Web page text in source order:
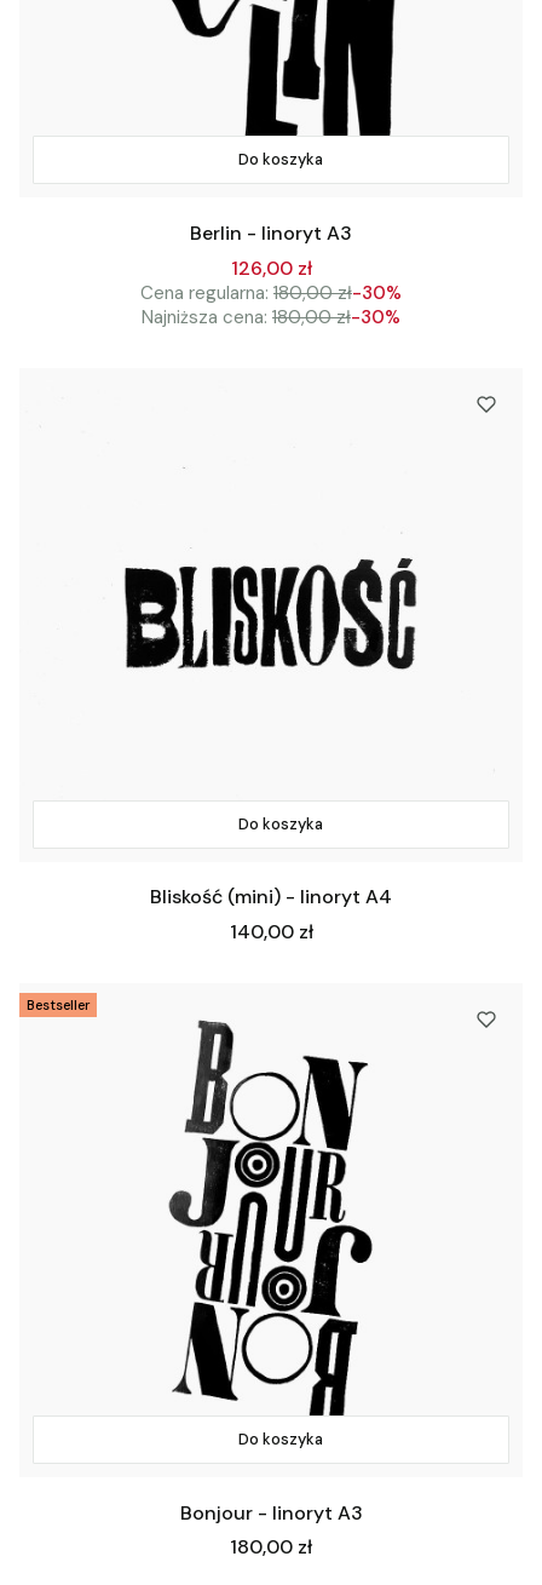
Do koszyka
Berlin - linoryt A3
126,00 zł
Cena regularna: 180,00 zł-30%
Najniższa cena: 180,00 zł-30%
Do koszyka
Bliskość (mini) - linoryt A4
Cena
140,00 zł
Bestseller
Do koszyka
Bonjour - linoryt A3
Cena
180,00 zł